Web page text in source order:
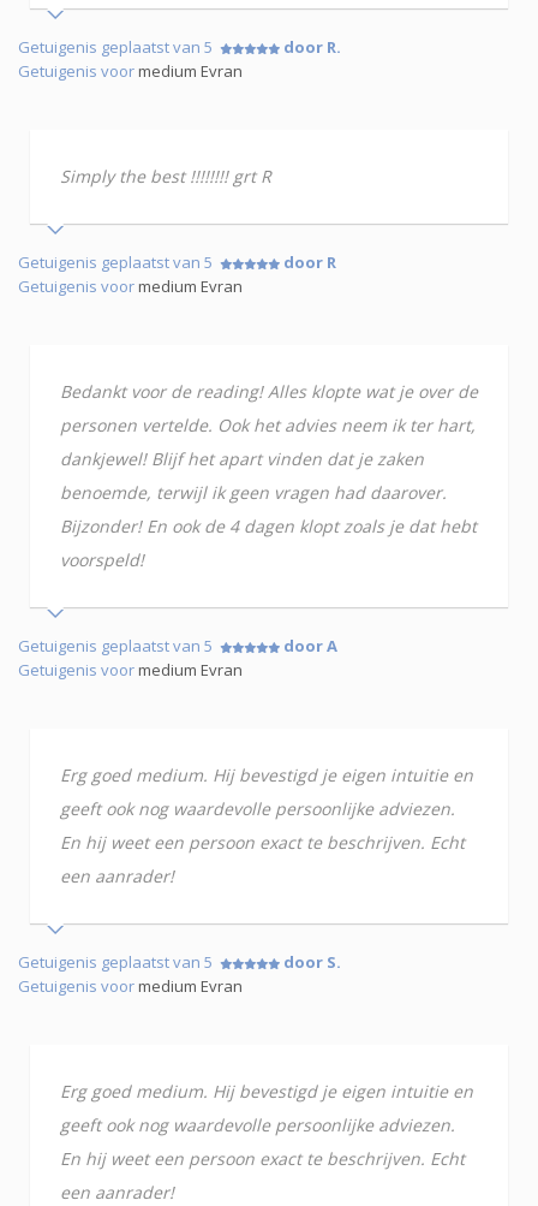
Getuigenis geplaatst van 5
door R.
Getuigenis voormedium Evran
Simply the best !!!!!!!! grt R
Getuigenis geplaatst van 5
door R
Getuigenis voormedium Evran
Bedankt voor de reading! Alles klopte wat je over de
personen vertelde. Ook het advies neem ik ter hart,
dankjewel! Blijf het apart vinden dat je zaken
benoemde, terwijl ik geen vragen had daarover.
Bijzonder! En ook de 4 dagen klopt zoals je dat hebt
voorspeld!
Getuigenis geplaatst van 5
door A
Getuigenis voormedium Evran
Erg goed medium. Hij bevestigd je eigen intuitie en
geeft ook nog waardevolle persoonlijke adviezen.
En hij weet een persoon exact te beschrijven. Echt
een aanrader!
Getuigenis geplaatst van 5
door S.
Getuigenis voormedium Evran
Erg goed medium. Hij bevestigd je eigen intuitie en
geeft ook nog waardevolle persoonlijke adviezen.
En hij weet een persoon exact te beschrijven. Echt
een aanrader!